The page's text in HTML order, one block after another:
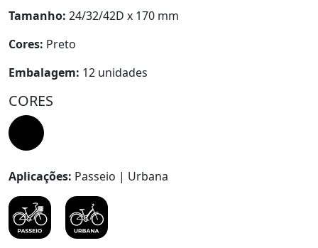
Tamanho: 24/32/42D x 170 mm
Cores: Preto
Embalagem: 12 unidades
CORES
Aplicações: Passeio | Urbana